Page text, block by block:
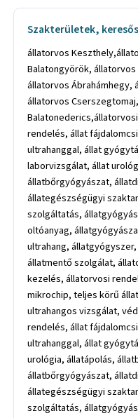
Szakterületek,
állatorvos
Balatongyörök,
állatorvos Ábrahámhegy,
állatorvos
rendelés, állat
ultrahanggal, állat
laborvizsgálat, állat
állatbőrgyógyászat,
állategészségügyi
szolgáltatás,
oltóanyag,
ultrahang,
állatmentő szolgálat,
kezelés, állatorvosi
mikrochip, teljes körű
ultrahangos vizsgálat,
rendelés, állat
ultrahanggal, állat
urológia, állatápolás,
állatbőrgyógyászat,
állategészségügyi
szolgáltatás,